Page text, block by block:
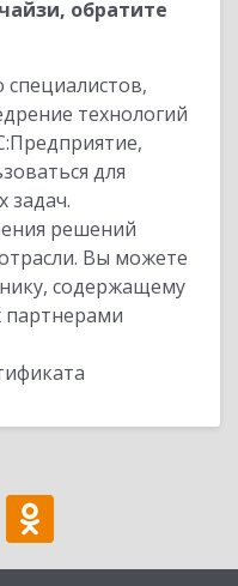
обратите
специалистов,
технологий
для
задач.
решений
Вы можете
содержащему